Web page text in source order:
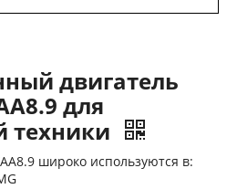
двигатель
для
техники
широко используются в: